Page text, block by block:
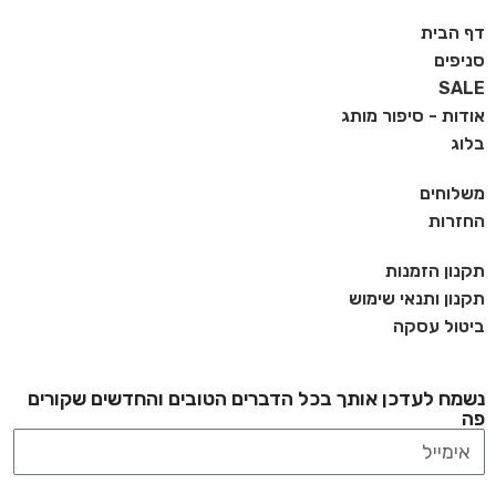
דף הבית
סניפים
SALE
אודות - סיפור מותג
בלוג
משלוחים
החזרות
תקנון הזמנות
תקנון ותנאי שימוש
ביטול עסקה
נשמח לעדכן אותך בכל הדברים הטובים והחדשים שקורים
פה